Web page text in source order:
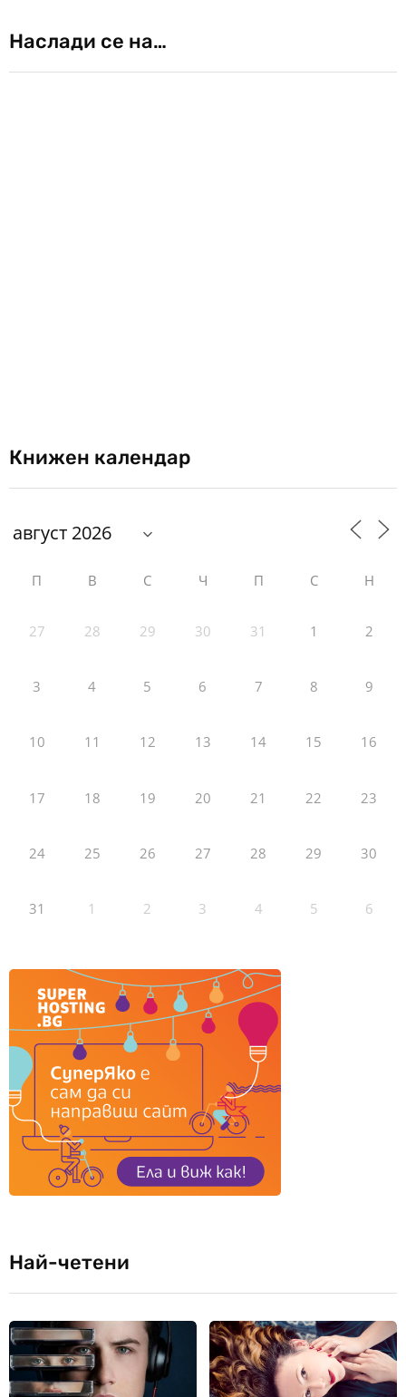
Наслади се на…
Книжен календар
П В С Ч П С Н
27 28 29 30 31 1 2
3 4 5 6 7 8 9
10 11 12 13 14 15 16
17 18 19 20 21 22 23
24 25 26 27 28 29 30
31 1 2 3 4 5 6
Най-четени